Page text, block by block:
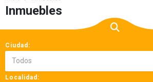
Inmuebles
Ciudad:
Todos
Localidad: